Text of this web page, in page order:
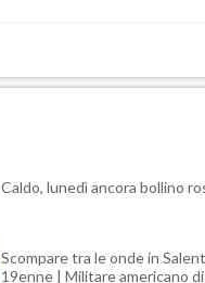
Caldo, lunedì ancora bollino
Scompare tra le onde in
19enne | Militare americano